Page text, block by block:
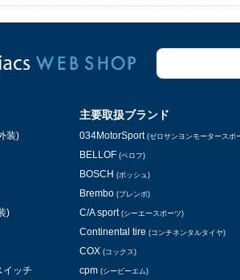
装)
)
イッチ
主要取扱ブランド
034MotorSport (ゼロサンヨンモータースポ
BELLOF (ベロフ)
BOSCH (ボッシュ)
Brembo (ブレンボ)
C/A sport (シーエースポーツ)
Continental tire (コンチネンタルタイヤ)
COX (コックス)
cpm (シービーエム)